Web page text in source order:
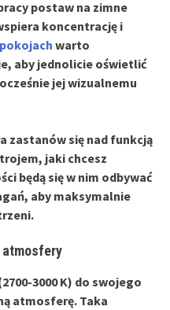
postaw na zimne
koncentrację i
warto
aby jednolicie oświetlić
jej wizualnemu
zastanów się nad funkcją
jaki chcesz
będą się w nim odbywać
aby maksymalnie
3000 K) do swojego
atmosferę. Taka